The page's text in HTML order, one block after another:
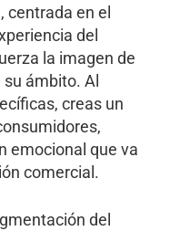
centrada en el
del
la imagen de
ámbito. Al
creas un
emocional que va
comercial.
del